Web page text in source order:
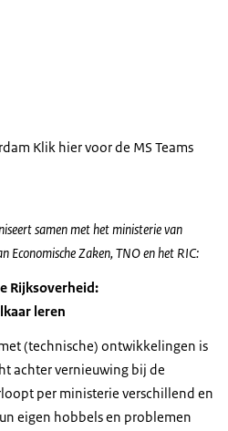
Klik hier voor de MS Teams
samen met het ministerie van
Economische Zaken, TNO en het RIC:
Rijksoverheid:
leren
(technische) ontwikkelingen is
achter vernieuwing bij de
per ministerie verschillend en
eigen hobbels en problemen